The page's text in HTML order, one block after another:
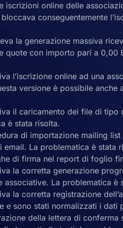
iscrizioni online delle
conseguentemente
la generazione massiva
quote con importo pari a 0,00
l’iscrizione online ad una
versione è possibile anche
il caricamento dei file di
è stata risolta.
di importazione mailing
La problematica è stata
di firma nel report di foglio
la corretta generazione
La problematica è
la corretta registrazione
e sono stati normalizzati i dati
della lettera di conferma